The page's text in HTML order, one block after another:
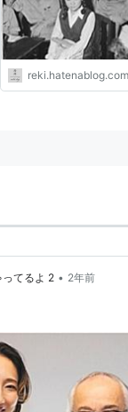
reki.hatenablog.com
てるよ 2 • 2年前